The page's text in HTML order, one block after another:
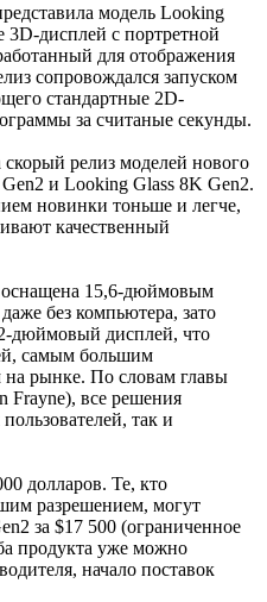
модель Looking
дисплей с портретной
для отображения
сопровождался запуском
стандартные 2D-
за считаные секунды.
релиз моделей нового
и Looking Glass 8K Gen2.
новинки тоньше и легче,
качественный
15,6-дюймовым
без компьютера, зато
дюймовый дисплей, что
самым большим
рынке. По словам главы
все решения
так и
долларов. Те, кто
разрешением, могут
за $17 500 (ограниченное
продукта уже можно
начало поставок